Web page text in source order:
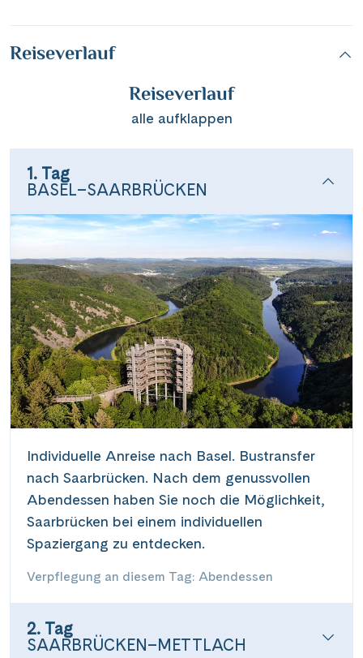
Reiseverlauf
Reiseverlauf
alle aufklappen
1. Tag
BASEL–SAARBRÜCKEN
Individuelle Anreise nach Basel. Bustransfer
nach Saarbrücken. Nach dem genussvollen
Abendessen haben Sie noch die Möglichkeit,
Saarbrücken bei einem individuellen
Spaziergang zu entdecken.
Verpflegung an diesem Tag: Abendessen
2. Tag
SAARBRÜCKEN–METTLACH